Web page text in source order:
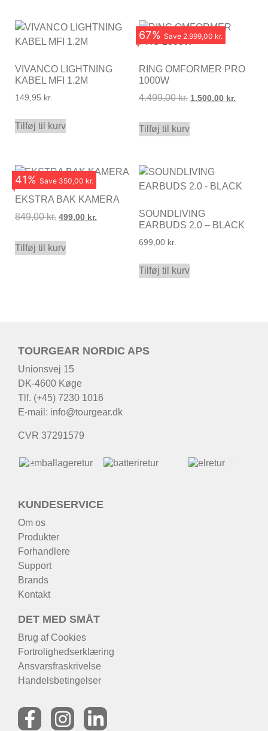
VIVANCO LIGHTNING
KABEL MFI 1.2M
149,95 kr.
Tilføj til kurv
67% Save 2.999,00 kr.
RING OMFORMER PRO
1000W
4.499,00kr. 1.500,00 kr.
Tilføj til kurv
41% Save 350,00 kr.
EKSTRA BAK KAMERA
849,00kr. 499,00 kr.
Tilføj til kurv
SOUNDLIVING
EARBUDS 2.0 – BLACK
699,00 kr.
Tilføj til kurv
TOURGEAR NORDIC APS
Unionsvej 15
DK-4600 Køge
Tlf. (+45) 7230 1016
E-mail: info@tourgear.dk
CVR 37291579
KUNDESERVICE
Om os
Produkter
Forhandlere
Support
Brands
Kontakt
DET MED SMÅT
Brug af Cookies
Fortrolighedserklæring
Ansvarsfraskrivelse
Handelsbetingelser